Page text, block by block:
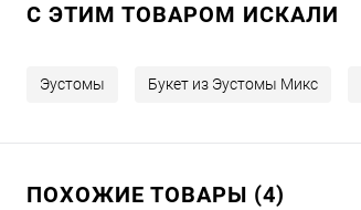
C ЭТИМ ТОВАРОМ ИСКАЛИ
Эустомы Букет из Эустомы Микс
ПОХОЖИЕ ТОВАРЫ (4)